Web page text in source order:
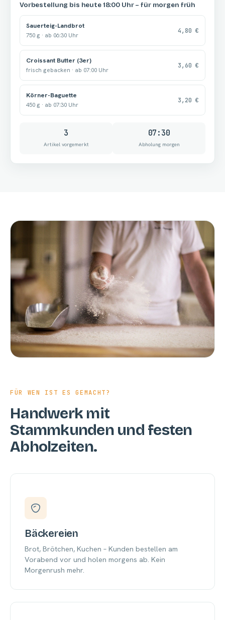
Vorbestellung bis heute 18:00 Uhr – für morgen früh
Sauerteig-Landbrot
750 g · ab 06:30 Uhr
4,80 €
Croissant Butter (3er)
frisch gebacken · ab 07:00 Uhr
3,60 €
Körner-Baguette
450 g · ab 07:30 Uhr
3,20 €
3
Artikel vorgemerkt
07:30
Abholung morgen
FÜR WEN IST ES GEMACHT?
Handwerk mit
Stammkunden und festen
Abholzeiten.
Bäckereien
Brot, Brötchen, Kuchen – Kunden bestellen am
Vorabend vor und holen morgens ab. Kein
Morgenrush mehr.